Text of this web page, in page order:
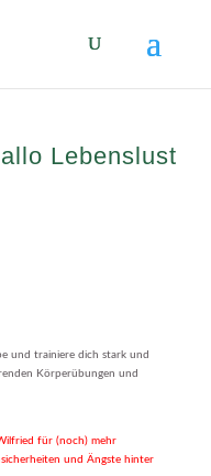
Lebenslust
und trainiere dich stark und
Körperübungen und
für (noch) mehr
und Ängste hinter